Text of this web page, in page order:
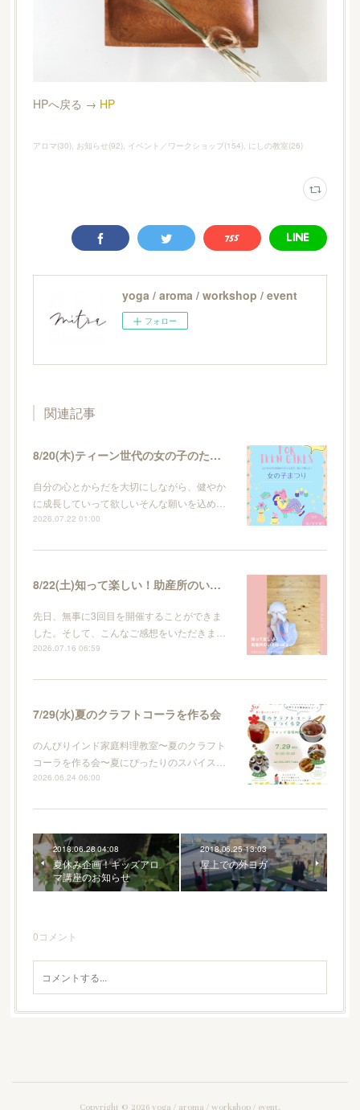
HPへ戻る → HP
アロマ(30) お知らせ(92) イベント／ワークショップ(154) にしの教室(26)
yoga / aroma / workshop / event
フォロー
関連記事
8/20(木)ティーン世代の女の子のためのイベント・女の子まつり
自分の心とからだを大切にしながら、健やか
に成長していって欲しいそんな願いを込め…
2026.07.22 01:00
8/22(土)知って楽しい！助産所のいろはvol.4
先日、無事に3回目を開催することができま
した。そして、こんなご感想をいただきま…
2026.07.16 06:59
7/29(水)夏のクラフトコーラを作る会
のんびりインド家庭料理教室〜夏のクラフト
コーラを作る会〜夏にぴったりのスパイス…
2026.06.24 06:00
2018.06.28 04:08
夏休み企画！キッズアロ
マ講座のお知らせ
2018.06.25 13:03
屋上での外ヨガ
0コメント
Copyright © 2026 yoga / aroma / workshop / event .